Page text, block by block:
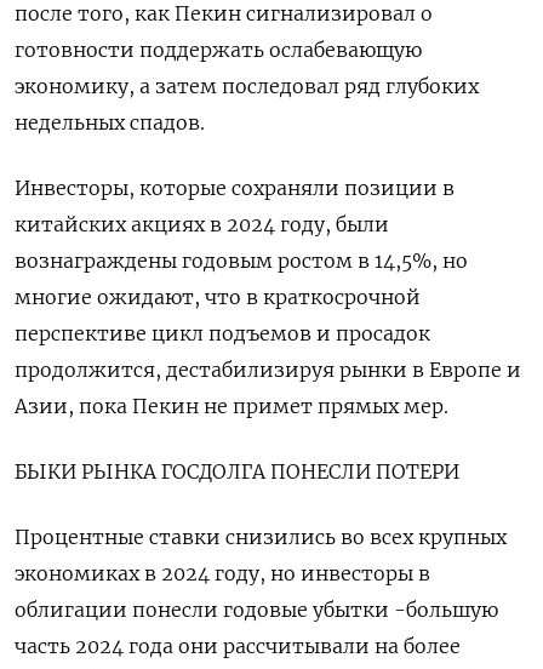
после того, как Пекин сигнализировал о
готовности поддержать ослабевающую
экономику, а затем последовал ряд глубоких
недельных спадов.
Инвесторы, которые сохраняли позиции в
китайских акциях в 2024 году, были
вознаграждены годовым ростом в 14,5%, но
многие ожидают, что в краткосрочной
перспективе цикл подъемов и просадок
продолжится, дестабилизируя рынки в Европе и
Азии, пока Пекин не примет прямых мер.
БЫКИ РЫНКА ГОСДОЛГА ПОНЕСЛИ ПОТЕРИ
Процентные ставки снизились во всех крупных
экономиках в 2024 году, но инвесторы в
облигации понесли годовые убытки -большую
часть 2024 года они рассчитывали на более